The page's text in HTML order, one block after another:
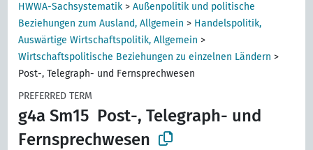
HWWA-Sachsystematik >Außenpolitik und politische
Beziehungen zum Ausland, Allgemein > Handelspolitik,
Auswärtige Wirtschaftspolitik, Allgemein >
Wirtschaftspolitische Beziehungen zu einzelnen Ländern >
Post-, Telegraph- und Fernsprechwesen
PREFERRED TERM
g4a Sm15 Post-, Telegraph- und
Fernsprechwesen